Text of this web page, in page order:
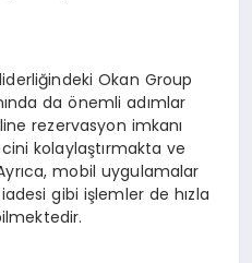
Okan Group
da önemli adımlar
rezervasyon imkanı
kolaylaştırmakta ve
mobil uygulamalar
gibi işlemler de hızla